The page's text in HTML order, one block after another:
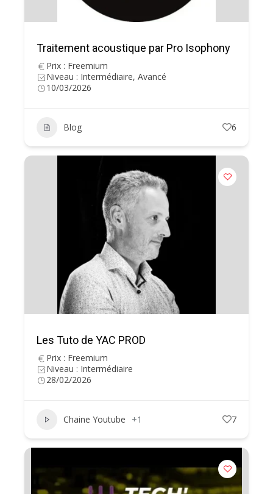
Traitement acoustique par Pro Isophony
Prix : Freemium
Niveau : Intermédiaire, Avancé
10/03/2026
Blog 6
Les Tuto de YAC PROD
Prix : Freemium
Niveau : Intermédiaire
28/02/2026
Chaine Youtube +1 7